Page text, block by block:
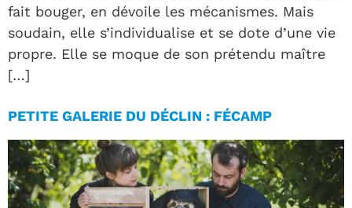
fait bouger, en dévoile les mécanismes. Mais
soudain, elle s’individualise et se dote d’une vie
propre. Elle se moque de son prétendu maître
[…]
PETITE GALERIE DU DÉCLIN : FÉCAMP